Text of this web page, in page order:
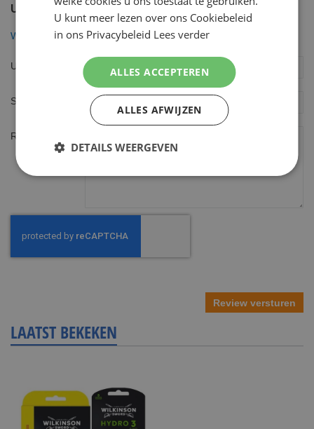
U plaatst een review over:
Wilkinson Hydro3 Scheersysteem incl 25 mesjes
Uw naam
Samenvatting
Review
Review versturen
LAATST BEKEKEN
U kunt meer lezen over ons Cookiebeleid
in ons Privacybeleid Lees verder
ALLES ACCEPTEREN
ALLES AFWIJZEN
DETAILS WEERGEVEN